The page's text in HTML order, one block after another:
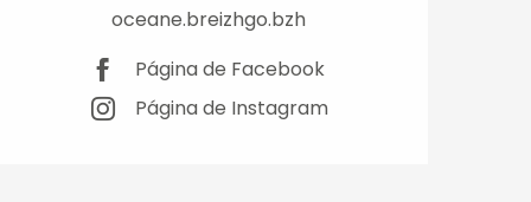
oceane.breizhgo.bzh
Página de Facebook
Página de Instagram